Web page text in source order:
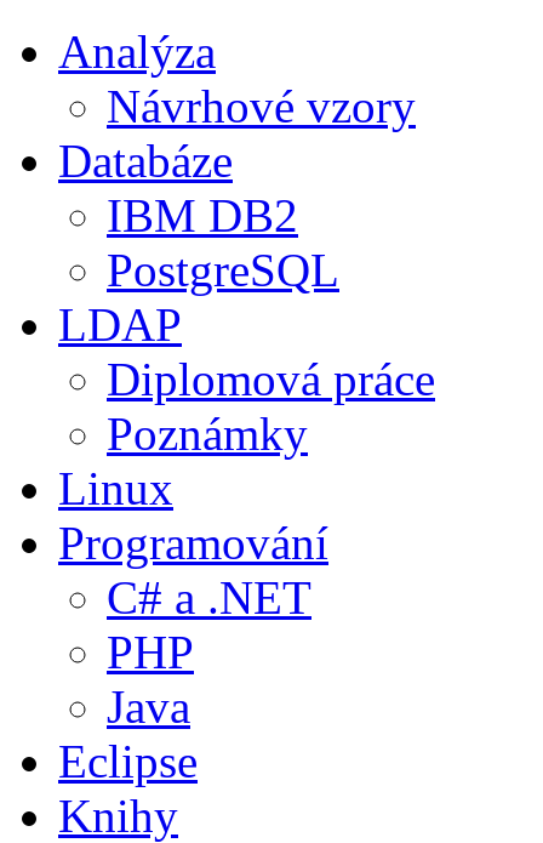
Analýza
Návrhové vzory
Databáze
IBM DB2
PostgreSQL
LDAP
Diplomová práce
Poznámky
Linux
Programování
C# a .NET
PHP
Java
Eclipse
Knihy